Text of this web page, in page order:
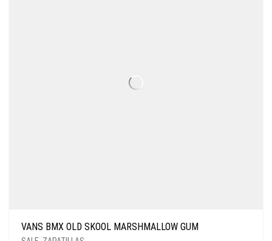
VANS BMX OLD SKOOL MARSHMALLOW GUM